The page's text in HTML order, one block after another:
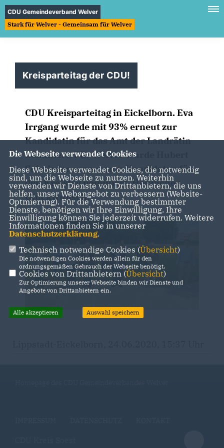
CDU Gemeindeverband Welver
Stark für Welver - Gemeinsam für Welver
Kreisparteitag der CDU!
CDU Kreisparteitag in Eickelborn. Eva
Irrgang wurde mit 93% erneut zur
Kandidatin für das Amt der Landrätin
nominiert. Für Welver wurde Hubert
Schnieder erneut zum Kandidaten für
den Kreistag nominiert. Herzlichen
Glückwunsch!
Die Webseite verwendet Cookies
Diese Webseite verwendet Cookies, die notwendig
sind, um die Webseite zu nutzen. Weiterhin
verwenden wir Dienste von Drittanbietern, die uns
helfen, unser Webangebot zu verbessern (Website-
Optmierung). Für die Verwendung bestimmter
Dienste, benötigen wir Ihre Einwilligung. Ihre
Einwilligung können Sie jederzeit widerrufen. Weitere
Informationen finden Sie in unserer
Datenschutzerklärung.
Technisch notwendige Cookies (Übersicht)
Die notwendigen Cookies werden allein für den
ordnungsgemäßen Gebrauch der Webseite benötigt.
Cookies von Drittanbietern (Übersicht)
Zur Optimierung unserer Webseite binden wir Dienste und
Angebote von Drittanbietern ein.
Alle akzeptieren Auswahl speichern